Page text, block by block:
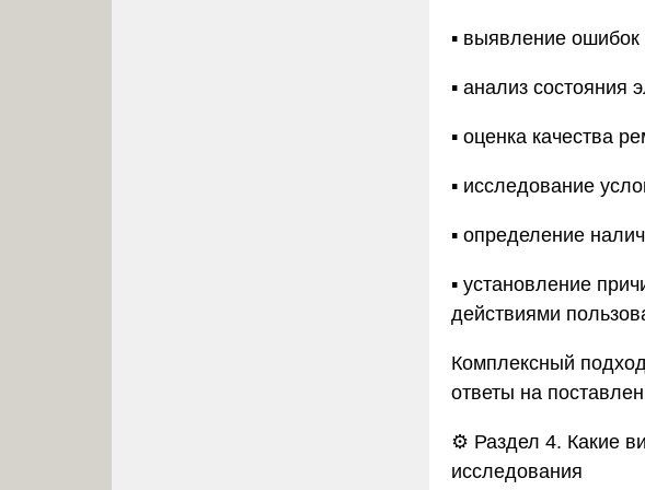
▪️ выявление ошибок
▪️ анализ состояния
▪️ оценка качества
▪️ исследование
▪️ определение
▪️ установление
действиями
Комплексный
ответы на
⚙️ Раздел 4. Какие
исследования